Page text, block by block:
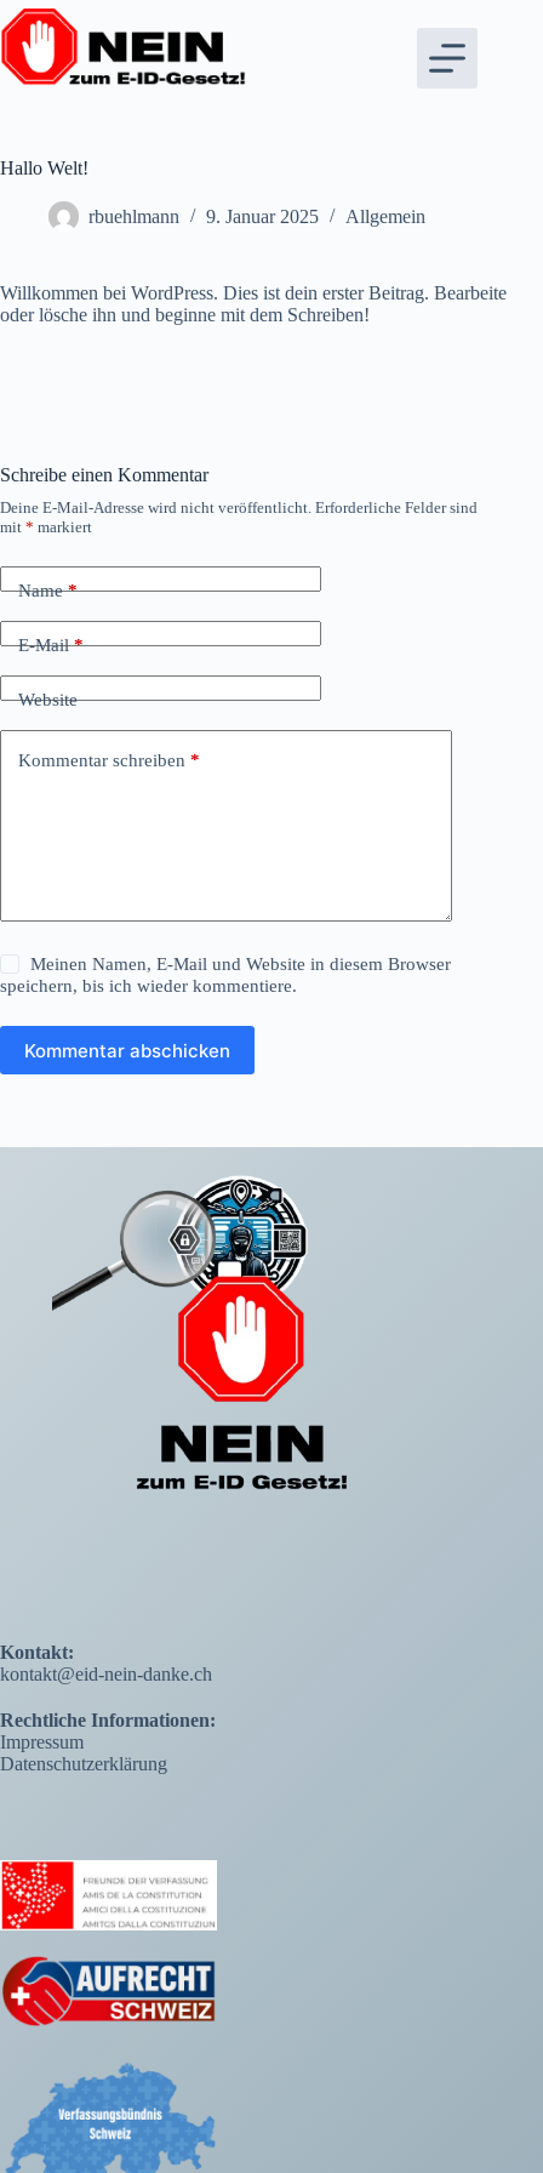
Zum
Inhalt
springen
Hallo Welt!
rbuehlmann 9. Januar 2025 Allgemein
Willkommen bei WordPress. Dies ist dein erster Beitrag. Bearbeite
oder lösche ihn und beginne mit dem Schreiben!
Schreibe einen Kommentar
Deine E-Mail-Adresse wird nicht veröffentlicht. Erforderliche Felder sind
mit * markiert
Name*
E-Mail*
Website
Kommentar schreiben *
Meinen Namen, E-Mail und Website in diesem Browser
speichern, bis ich wieder kommentiere.
Kommentar abschicken
Kontakt:
kontakt@eid-nein-danke.ch
Rechtliche Informationen:
Impressum
Datenschutzerklärung